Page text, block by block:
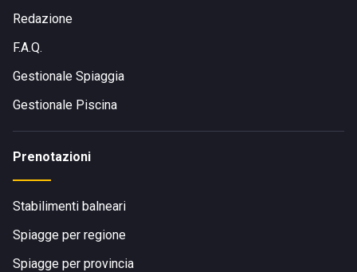
Redazione
F.A.Q.
Gestionale Spiaggia
Gestionale Piscina
Prenotazioni
Stabilimenti balneari
Spiagge per regione
Spiagge per provincia